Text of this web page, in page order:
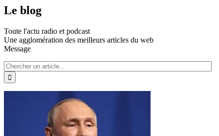
Le blog
Toute l'actu radio et podcast
Une agglomération des meilleurs articles du web
Message